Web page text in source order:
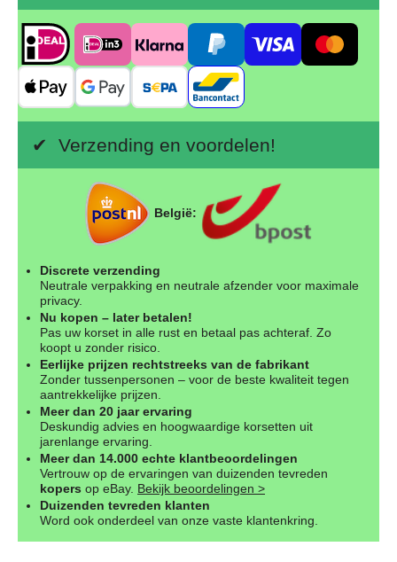
✔ Verzending en voordelen!
België:
Discrete verzending
Neutrale verpakking en neutrale afzender voor maximale
privacy.
Nu kopen – later betalen!
Pas uw korset in alle rust en betaal pas achteraf. Zo
koopt u zonder risico.
Eerlijke prijzen rechtstreeks van de fabrikant
Zonder tussenpersonen – voor de beste kwaliteit tegen
aantrekkelijke prijzen.
Meer dan 20 jaar ervaring
Deskundig advies en hoogwaardige korsetten uit
jarenlange ervaring.
Meer dan 14.000 echte klantbeoordelingen
Vertrouw op de ervaringen van duizenden tevreden
kopers op eBay. Bekijk beoordelingen >
Duizenden tevreden klanten
Word ook onderdeel van onze vaste klantenkring.